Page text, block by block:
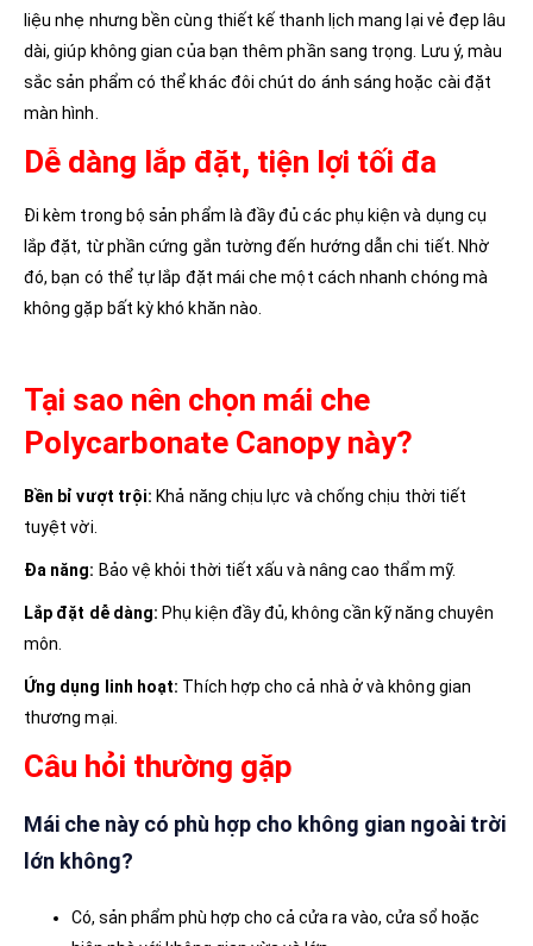
liệu nhẹ nhưng bền cùng thiết kế thanh lịch mang lại vẻ đẹp lâu
dài, giúp không gian của bạn thêm phần sang trọng. Lưu ý, màu
sắc sản phẩm có thể khác đôi chút do ánh sáng hoặc cài đặt
màn hình.
Dễ dàng lắp đặt, tiện lợi tối đa
Đi kèm trong bộ sản phẩm là đầy đủ các phụ kiện và dụng cụ
lắp đặt, từ phần cứng gắn tường đến hướng dẫn chi tiết. Nhờ
đó, bạn có thể tự lắp đặt mái che một cách nhanh chóng mà
không gặp bất kỳ khó khăn nào.
Tại sao nên chọn mái che
Polycarbonate Canopy này?
Bền bỉ vượt trội: Khả năng chịu lực và chống chịu thời tiết
tuyệt vời.
Đa năng: Bảo vệ khỏi thời tiết xấu và nâng cao thẩm mỹ.
Lắp đặt dễ dàng: Phụ kiện đầy đủ, không cần kỹ năng chuyên
môn.
Ứng dụng linh hoạt: Thích hợp cho cả nhà ở và không gian
thương mại.
Câu hỏi thường gặp
Mái che này có phù hợp cho không gian ngoài trời
lớn không?
Có, sản phẩm phù hợp cho cả cửa ra vào, cửa sổ hoặc